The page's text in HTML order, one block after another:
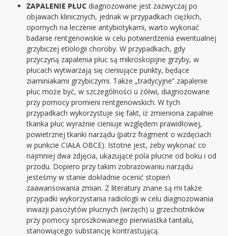
ZAPALENIE PŁUC diagnozowane jest zazwyczaj po
objawach klinicznych, jednak w przypadkach ciężkich,
opornych na leczenie antybiotykami, warto wykonać
badanie rentgenowskie w celu potwierdzenia ewentualnej
grzybiczej etiologii choroby. W przypadkach, gdy
przyczyną zapalenia płuc są mikroskopijne grzyby, w
płucach wytwarzają się cieniujące punkty, będące
ziarniniakami grzybiczymi. Także „tradycyjne” zapalenie
płuc może być, w szczególności u żółwi, diagnozowane
przy pomocy promieni rentgenowskich. W tych
przypadkach wykorzystuje się fakt, iż zmieniona zapalnie
tkanka płuc wyraźnie cieniuje względem prawidłowej,
powietrznej tkanki narządu (patrz fragment o wzdęciach
w punkcie CIAŁA OBCE). Istotne jest, żeby wykonać co
najmniej dwa zdjęcia, ukazujące pola płucne od boku i od
przodu. Dopiero przy takim zobrazowaniu narządu
jesteśmy w stanie dokładnie ocenić stopień
zaawansowania zmian. Z literatury znane są mi także
przypadki wykorzystania radiologii w celu diagnozowania
inwazji pasożytów płucnych (wrzęch) u grzechotników
przy pomocy sproszkowanego pierwiastka tantalu,
stanowiącego substancję kontrastującą.